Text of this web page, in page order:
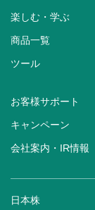
楽しむ・学ぶ
商品一覧
ツール
お客様サポート
キャンペーン
会社案内・IR情報
日本株